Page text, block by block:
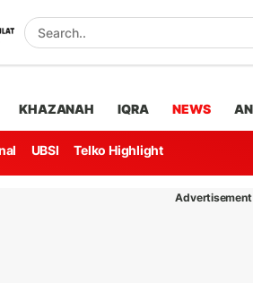
KHAZANAH IQRA NEWS
UBSI Telko Highlight
Advertisement